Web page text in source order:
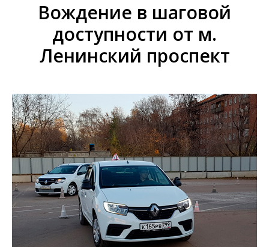
Вождение в шаговой
доступности от м.
Ленинский проспект